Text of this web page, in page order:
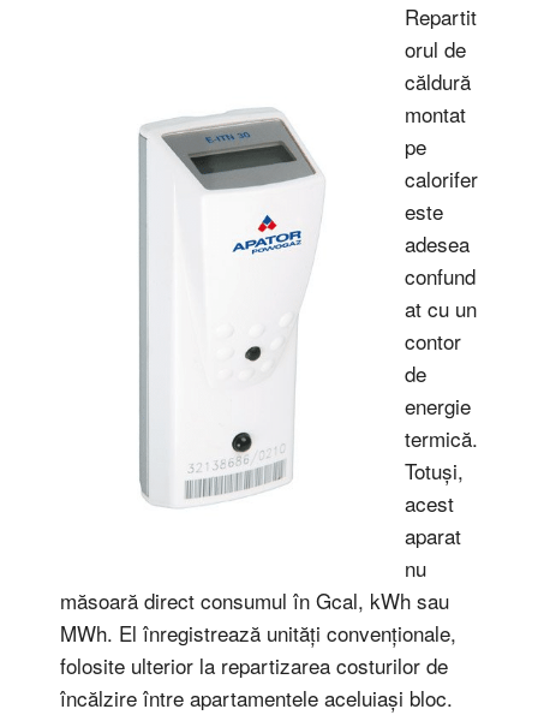
Repartit
orul de
căldură
montat
pe
calorifer
este
adesea
confund
at cu un
contor
de
energie
termică.
Totuși,
acest
aparat
nu
măsoară direct consumul în Gcal, kWh sau
MWh. El înregistrează unități convenționale,
folosite ulterior la repartizarea costurilor de
încălzire între apartamentele aceluiași bloc.